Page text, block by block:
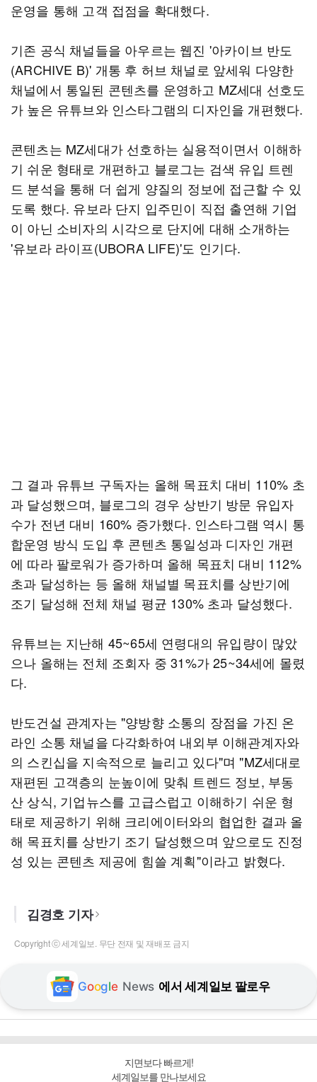
운영을 통해 고객 접점을 확대했다.
기존 공식 채널들을 아우르는 웹진 '아카이브 반도
(ARCHIVE B)' 개통 후 허브 채널로 앞세워 다양한
채널에서 통일된 콘텐츠를 운영하고 MZ세대 선호도
가 높은 유튜브와 인스타그램의 디자인을 개편했다.
콘텐츠는 MZ세대가 선호하는 실용적이면서 이해하
기 쉬운 형태로 개편하고 블로그는 검색 유입 트렌
드 분석을 통해 더 쉽게 양질의 정보에 접근할 수 있
도록 했다. 유보라 단지 입주민이 직접 출연해 기업
이 아닌 소비자의 시각으로 단지에 대해 소개하는
'유보라 라이프(UBORA LIFE)'도 인기다.
그 결과 유튜브 구독자는 올해 목표치 대비 110% 초
과 달성했으며, 블로그의 경우 상반기 방문 유입자
수가 전년 대비 160% 증가했다. 인스타그램 역시 통
합운영 방식 도입 후 콘텐츠 통일성과 디자인 개편
에 따라 팔로워가 증가하며 올해 목표치 대비 112%
초과 달성하는 등 올해 채널별 목표치를 상반기에
조기 달성해 전체 채널 평균 130% 초과 달성했다.
유튜브는 지난해 45~65세 연령대의 유입량이 많았
으나 올해는 전체 조회자 중 31%가 25~34세에 몰렸
다.
반도건설 관계자는 "양방향 소통의 장점을 가진 온
라인 소통 채널을 다각화하여 내외부 이해관계자와
의 스킨십을 지속적으로 늘리고 있다"며 "MZ세대로
재편된 고객층의 눈높이에 맞춰 트렌드 정보, 부동
산 상식, 기업뉴스를 고급스럽고 이해하기 쉬운 형
태로 제공하기 위해 크리에이터와의 협업한 결과 올
해 목표치를 상반기 조기 달성했으며 앞으로도 진정
성 있는 콘텐츠 제공에 힘쓸 계획"이라고 밝혔다.
김경호 기자
Copyright ⓒ 세계일보. 무단 전재 및 재배포 금지
Google News 에서 세계일보 팔로우
지면보다 빠르게!
세계일보를 만나보세요